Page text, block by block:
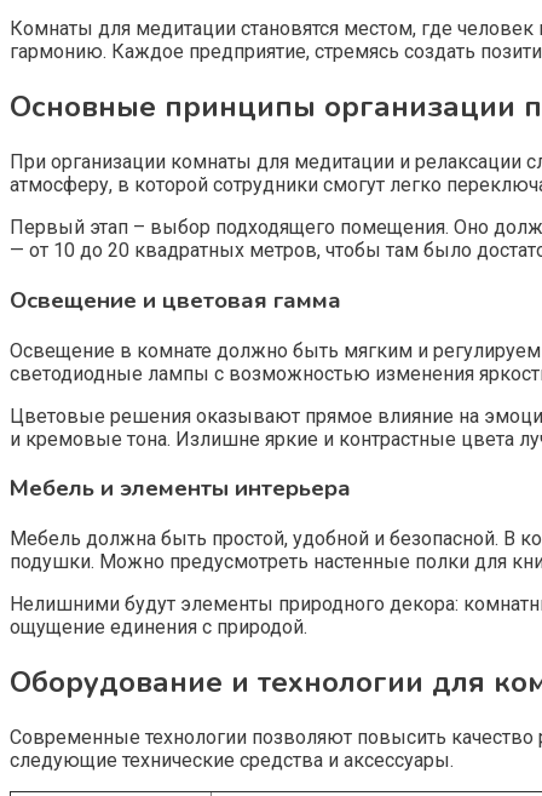
Комнаты для медитации становятся местом, где
гармонию. Каждое предприятие, стремясь создать
Основные принципы организации
При организации комнаты для медитации и релаксации
атмосферу, в которой сотрудники смогут легко
Первый этап – выбор подходящего помещения. Оно
— от 10 до 20 квадратных метров, чтобы там было
Освещение и цветовая гамма
Освещение в комнате должно быть мягким и
светодиодные лампы с возможностью изменения
Цветовые решения оказывают прямое влияние на
и кремовые тона. Излишне яркие и контрастные цвета
Мебель и элементы интерьера
Мебель должна быть простой, удобной и безопасной. В
подушки. Можно предусмотреть настенные полки для
Нелишними будут элементы природного декора:
ощущение единения с природой.
Оборудование и технологии для
Современные технологии позволяют повысить
следующие технические средства и аксессуары.